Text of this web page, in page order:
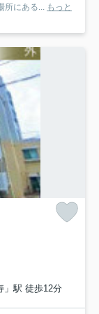
にある...
もっと
」駅 徒歩12分